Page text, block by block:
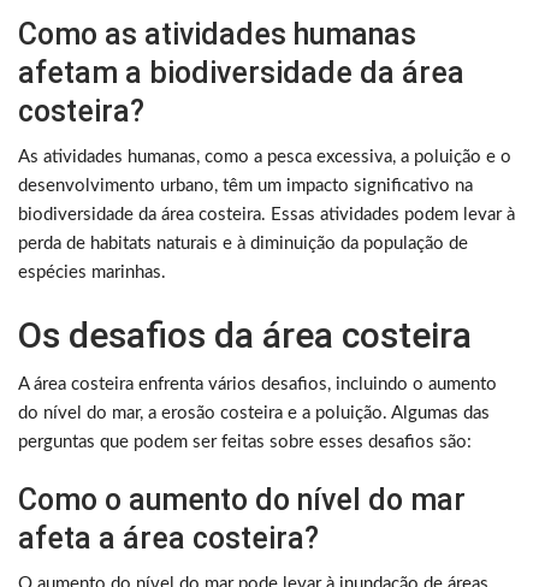
Como as atividades humanas
afetam a biodiversidade da área
costeira?
As atividades humanas, como a pesca excessiva, a poluição e o
desenvolvimento urbano, têm um impacto significativo na
biodiversidade da área costeira. Essas atividades podem levar à
perda de habitats naturais e à diminuição da população de
espécies marinhas.
Os desafios da área costeira
A área costeira enfrenta vários desafios, incluindo o aumento
do nível do mar, a erosão costeira e a poluição. Algumas das
perguntas que podem ser feitas sobre esses desafios são:
Como o aumento do nível do mar
afeta a área costeira?